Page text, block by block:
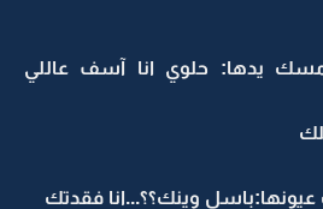
يدها: حلوي انا آسف عاللي
وينك؟؟...انا فقدتك